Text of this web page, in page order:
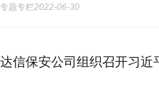
专题专栏2022-06-30
达信保安公司组织召开习